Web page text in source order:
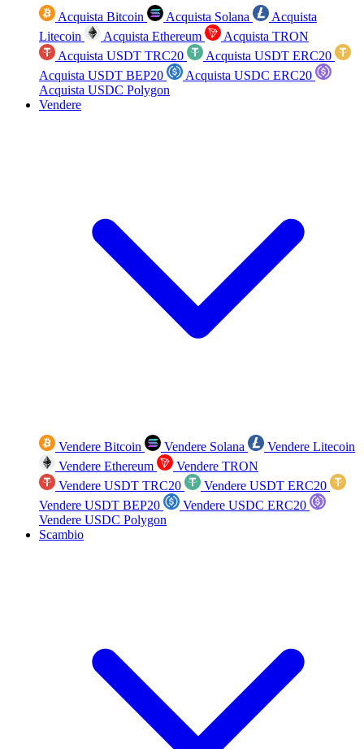
Acquista Bitcoin Acquista Solana
Acquista
Litecoin
Acquista Ethereum
Acquista TRON
Acquista USDT TRC20
Acquista USDT ERC20
Acquista USDT BEP20
Acquista USDC ERC20
Acquista USDC Polygon
Vendere
Vendere Bitcoin Vendere Solana
Vendere Litecoin
Vendere Ethereum
Vendere TRON
Vendere USDT TRC20
Vendere USDT ERC20
Vendere USDT BEP20
Vendere USDC ERC20
Vendere USDC Polygon
Scambio